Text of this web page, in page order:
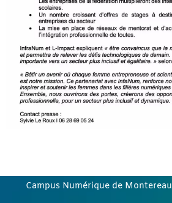
Campus Numérique de Montereau